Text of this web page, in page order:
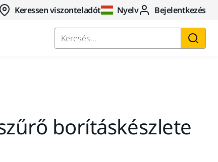
Keressen viszonteladót Nyelv Bejelentkezés
Keresés...
borításkészlete